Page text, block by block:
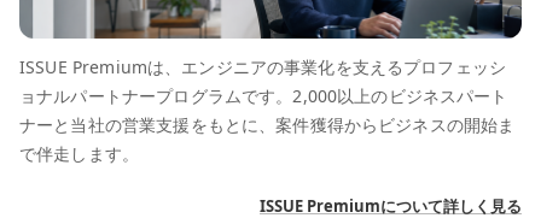
ISSUE Premiumは、エンジニアの事業化を支えるプロフェッシ
ョナルパートナープログラムです。2,000以上のビジネスパート
ナーと当社の営業支援をもとに、案件獲得からビジネスの開始ま
で伴走します。
ISSUE Premiumについて詳しく見る